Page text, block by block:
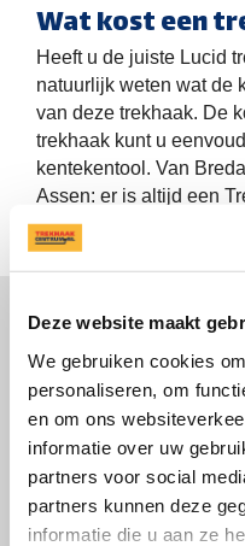
Deze website maakt
We gebruiken cookies
personaliseren, om
en om ons
informatie over uw
partners voor social
partners kunnen deze
informatie die u aan ze
Wat kost een
Heeft u de juiste Lucid
natuurlijk weten wat de
van deze trekhaak. De
trekhaak kunt u
kentekentool. Van
Assen: er is altijd een
in de buurt.
Altijd bij je in
Ben je op zoek naar
de buurt?
vestigingendoor heel
dichtstbijzijnde
stellen.
Vind je vestiging